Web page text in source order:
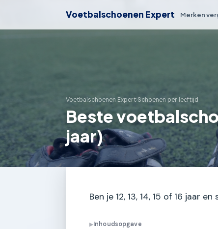
Voetbalschoenen Expert Merken
Voetbalschoenen Expert›Schoenen per leeftijd
Beste
jaar)
Ben je 12, 13, 14, 15 of 16 jaar
▶Inhoudsopgave